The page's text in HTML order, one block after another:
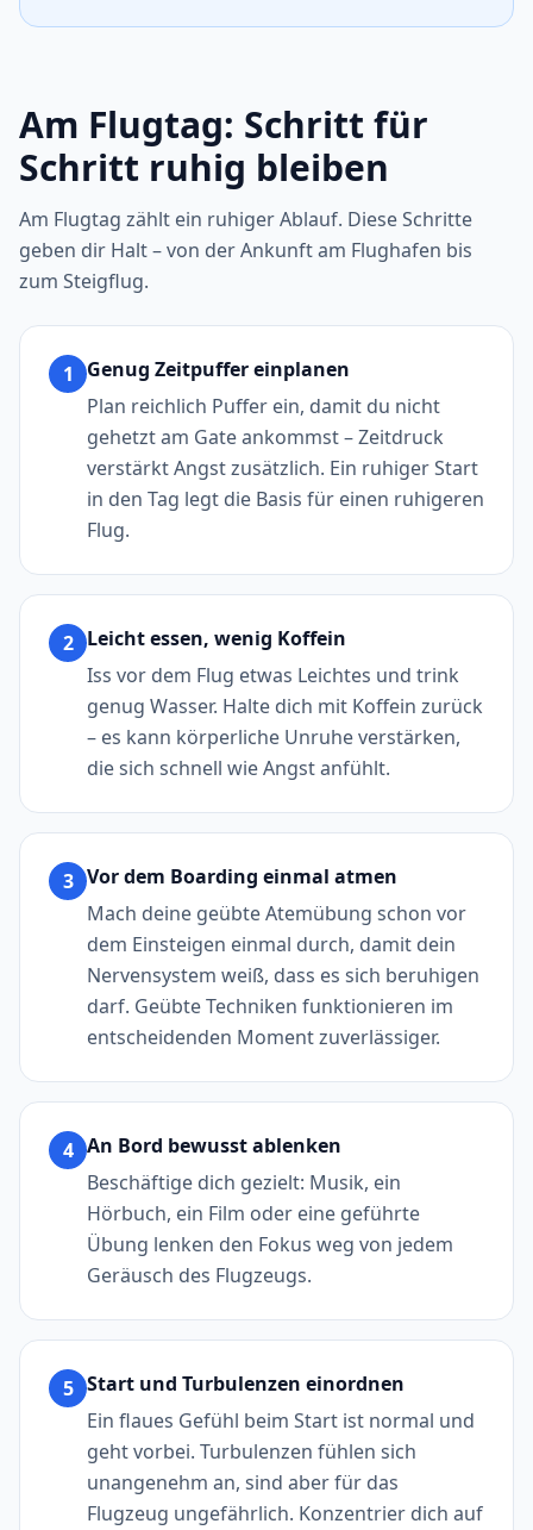
Am Flugtag: Schritt für
Schritt ruhig bleiben
Am Flugtag zählt ein ruhiger Ablauf. Diese Schritte
geben dir Halt – von der Ankunft am Flughafen bis
zum Steigflug.
1
Genug Zeitpuffer einplanen
Plan reichlich Puffer ein, damit du nicht
gehetzt am Gate ankommst – Zeitdruck
verstärkt Angst zusätzlich. Ein ruhiger Start
in den Tag legt die Basis für einen ruhigeren
Flug.
2 Leicht essen, wenig Koffein
Iss vor dem Flug etwas Leichtes und trink
genug Wasser. Halte dich mit Koffein zurück
– es kann körperliche Unruhe verstärken,
die sich schnell wie Angst anfühlt.
3 Vor dem Boarding einmal atmen
Mach deine geübte Atemübung schon vor
dem Einsteigen einmal durch, damit dein
Nervensystem weiß, dass es sich beruhigen
darf. Geübte Techniken funktionieren im
entscheidenden Moment zuverlässiger.
4 An Bord bewusst ablenken
Beschäftige dich gezielt: Musik, ein
Hörbuch, ein Film oder eine geführte
Übung lenken den Fokus weg von jedem
Geräusch des Flugzeugs.
5 Start und Turbulenzen einordnen
Ein flaues Gefühl beim Start ist normal und
geht vorbei. Turbulenzen fühlen sich
unangenehm an, sind aber für das
Flugzeug ungefährlich. Konzentrier dich auf